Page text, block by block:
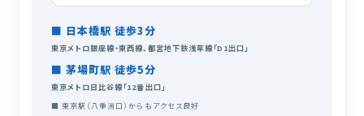
■ 日本橋駅 徒歩3分
東京メトロ銀座線・東西線、都営地下鉄浅草線「D1出口」
■ 茅場町駅 徒歩5分
東京メトロ日比谷線「12番出口」
■ 東京駅（八重洲口）からもアクセス良好